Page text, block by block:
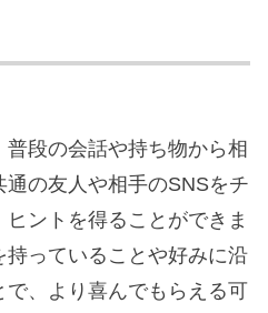
段の会話や持ち物から相
の友人や相手のSNSをチ
ントを得ることができま
っていることや好みに沿
で、より喜んでもらえる可